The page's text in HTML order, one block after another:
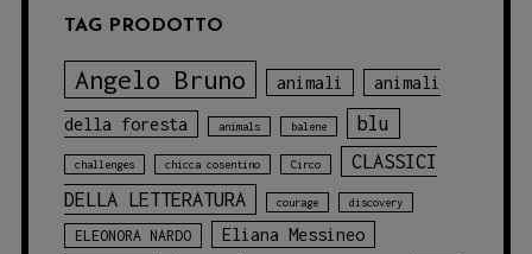
TAG PRODOTTO
Angelo Bruno animali animali
della foresta animals balene blu
challenges chicca cosentino Circo
CLASSICI
DELLA LETTERATURA
courage discovery
ELEONORA NARDO
Eliana Messineo